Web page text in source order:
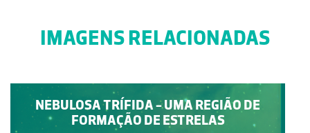
IMAGENS RELACIONADAS
NEBULOSA TRÍFIDA - UMA REGIÃO DE
FORMAÇÃO DE ESTRELAS